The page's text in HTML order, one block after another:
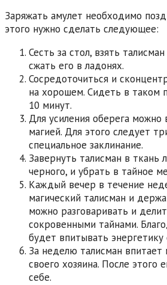
Заряжать амулет необходимо
этого нужно сделать следующее:
Сесть за стол, взять
сжать его в ладонях.
Сосредоточиться и
на хорошем. Сидеть в таком
10 минут.
Для усиления оберега можно
магией. Для этого следует
специальное заклинание.
Завернуть талисман в ткань
черного, и убрать в тайное
Каждый вечер в течение
магический талисман и
можно разговаривать и
сокровенными тайнами.
будет впитывать энергетику
За неделю талисман впитает
своего хозяина. После этого
себе.